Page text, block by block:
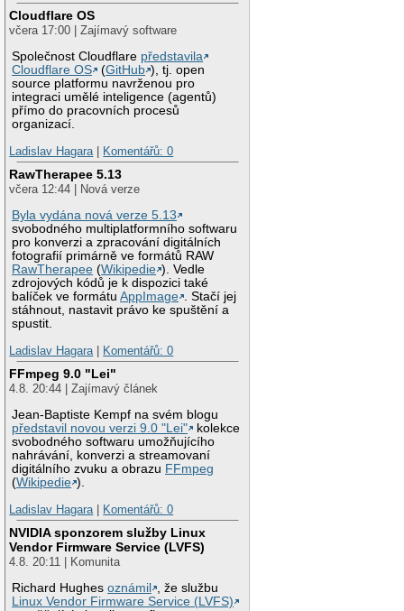
Cloudflare OS
včera 17:00 | Zajímavý software
Společnost Cloudflare představila
Cloudflare OS
(GitHub ), tj. open
source platformu navrženou pro
integraci umělé inteligence (agentů)
přímo do pracovních procesů
organizací.
Ladislav Hagara
Komentářů: 0
RawTherapee 5.13
včera 12:44 | Nová verze
Byla vydána nová verze 5.13
svobodného multiplatformního softwaru
pro konverzi a zpracování digitálních
fotografií primárně ve formátů RAW
RawTherapee (Wikipedie ). Vedle
zdrojových kódů je k dispozici také
balíček ve formátuAppImage . Stačí jej
stáhnout, nastavit právo ke spuštění a
spustit.
Ladislav Hagara
Komentářů: 0
FFmpeg 9.0 "Lei"
4.8. 20:44 | Zajímavý článek
Jean-Baptiste Kempf na svém blogu
představil novou verzi 9.0 "Lei"
kolekce
svobodného softwaru umožňujícího
nahrávání, konverzi a streamovaní
digitálního zvuku a obrazu FFmpeg
(Wikipedie ).
Ladislav Hagara
Komentářů: 0
NVIDIA sponzorem služby Linux
Vendor Firmware Service (LVFS)
4.8. 20:11 | Komunita
Richard Hughesoznámil
, že službu
Linux Vendor Firmware Service (LVFS)